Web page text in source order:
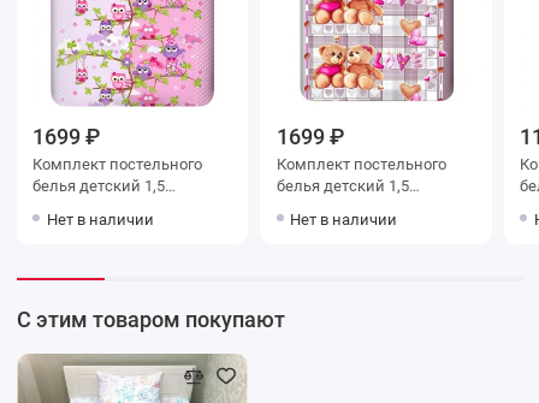
1699 ₽
Комплект постельного
белья детский 1,5
наволочкой 70х70
Нет в наличии
1699 ₽
Комплект постельного
белья детский 1,5
наволочкой 70х70
Нет в наличии
белья
С этим товаром покупают